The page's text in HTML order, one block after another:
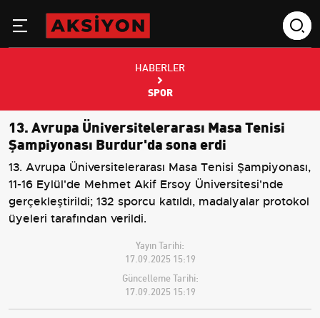
HABERLER
SPOR
13. Avrupa Üniversitelerarası Masa Tenisi
Şampiyonası Burdur'da sona erdi
13. Avrupa Üniversitelerarası Masa Tenisi Şampiyonası,
11-16 Eylül'de Mehmet Akif Ersoy Üniversitesi'nde
gerçekleştirildi; 132 sporcu katıldı, madalyalar protokol
üyeleri tarafından verildi.
Yayın Tarihi:
17.09.2025 15:19
Güncelleme Tarihi:
17.09.2025 15:19